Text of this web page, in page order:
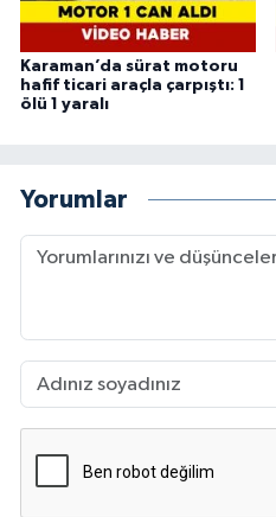
Karaman’da sürat motoru
hafif ticari araçla çarpıştı: 1
ölü 1 yaralı
Yorumlar